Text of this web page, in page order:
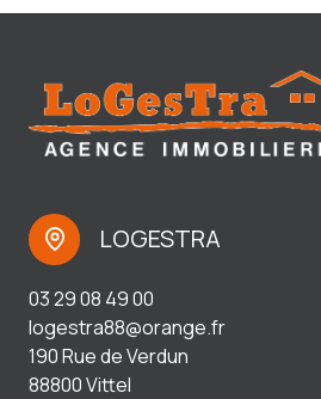
LOGESTRA
03 29 08 49 00
logestra88@orange.fr
190 Rue de Verdun
88800 Vittel